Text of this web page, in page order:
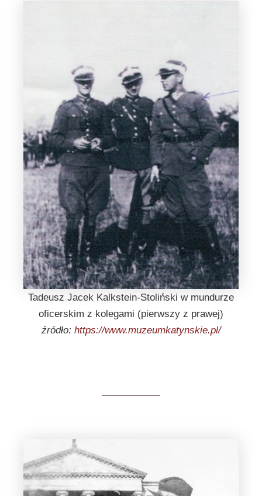
Tadeusz Jacek Kalkstein-Stoliński w mundurze
oficerskim z kolegami (pierwszy z prawej)
źródło: https://www.muzeumkatynskie.pl/